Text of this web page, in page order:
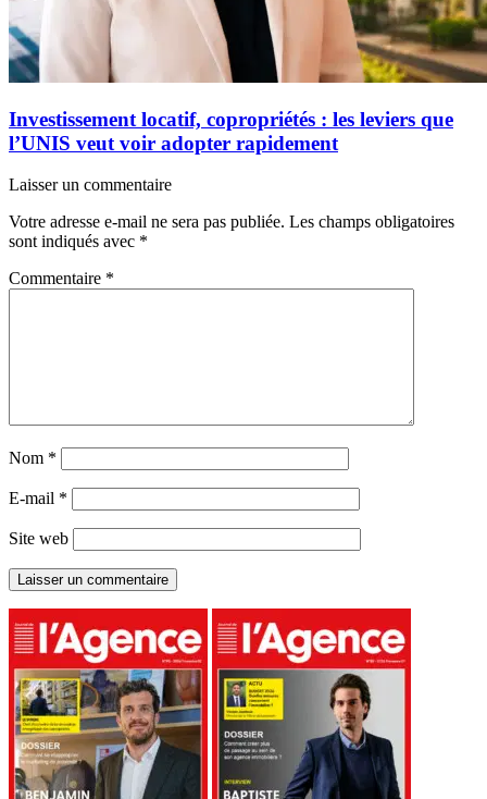
Investissement locatif, copropriétés : les leviers que
l’UNIS veut voir adopter rapidement
Laisser un commentaire
Votre adresse e-mail ne sera pas publiée. Les champs obligatoires
sont indiqués avec *
Commentaire *
Nom *
E-mail *
Site web